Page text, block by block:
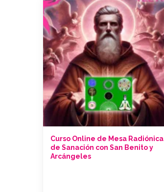
Curso Online de Mesa Radiónica
de Sanación con San Benito y
Arcángeles